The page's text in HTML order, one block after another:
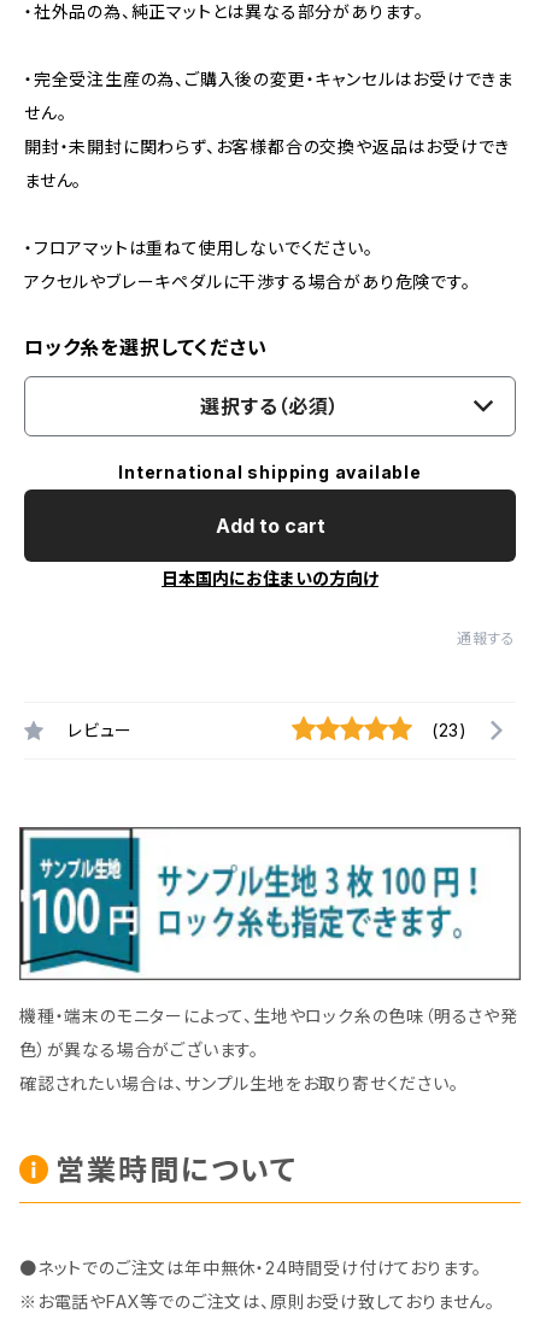
・社外品の為、純正マットとは異なる部分があります。
・完全受注生産の為、ご購入後の変更・キャンセルはお受けできま
せん。
開封・未開封に関わらず、お客様都合の交換や返品はお受けでき
ません。
・フロアマットは重ねて使用しないでください。
アクセルやブレーキペダルに干渉する場合があり危険です。
ロック糸を選択してください
選択する（必須）
International shipping available
Add to cart
日本国内にお住まいの方向け
通報する
レビュー (23)
機種・端末のモニターによって、生地やロック糸の色味（明るさや発
色）が異なる場合がございます。
確認されたい場合は、サンプル生地をお取り寄せください。
営業時間について
●ネットでのご注文は年中無休・24時間受け付けております。
※お電話やFAX等でのご注文は、原則お受け致しておりません。